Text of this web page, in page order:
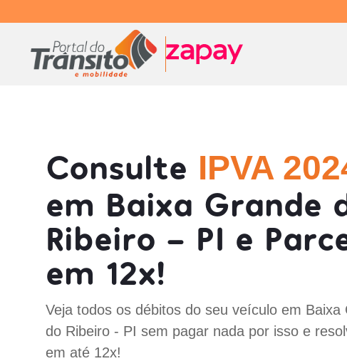
Consulte IPVA
em Baixa Grande
Ribeiro - PI e
em 12x!
Veja todos os débitos do seu veículo em Baixa
do Ribeiro - PI sem pagar nada por isso e
em até 12x!